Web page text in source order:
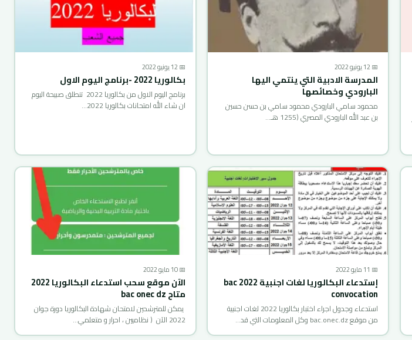
📅 12 يونيو 2022
المدرسة الادبية التي ينتمي اليها
البارودي وخصائصها
محمود سامي البارودي محمود سامي بن حسن حسين
بن عبد الله البارودي المصري (1255 هـ…
📅 12 يونيو 2022
بكالوريا 2022 -برنامج اليوم الاول
برنامج اليوم الاول من بكالوريا 2022 تنطلق صبيحة اليوم
ان شاء الله امتحانات بكالوريا 2022…
📅 11 مايو 2022
إستدعاء البكالوريا لغات اجنبية 2022 bac
convocation
استدعاء وجدول اجراء اختبار بكالوريا 2022 لغات اجنبية
من موقع bac.onec.dz وكل المعلومات التي قد…
📅 10 مايو 2022
الآن موقع سحب استدعاء البكالوريا 2022
متاح bac onec dz
يمكن للمترشحين لامتحان شهادة البكالوريا دورة جوان
2022 الآن ( نظاميين ، احرار و متعلمي…